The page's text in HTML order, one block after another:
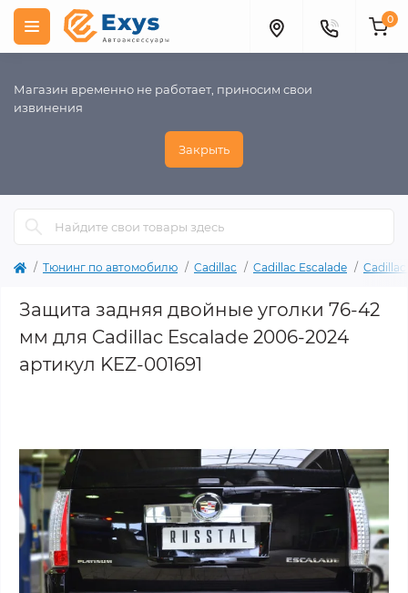
Магазин временно не работает, приносим свои
извинения
Закрыть
0
Тюнинг по автомобилю Cadillac Cadillac Escalade Cadillac
Защита задняя двойные уголки 76-42
мм для Cadillac Escalade 2006-2024
артикул KEZ-001691